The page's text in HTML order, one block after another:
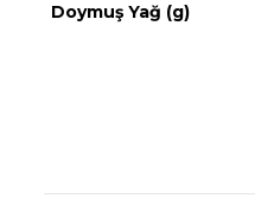
Doymuş Yağ (g)